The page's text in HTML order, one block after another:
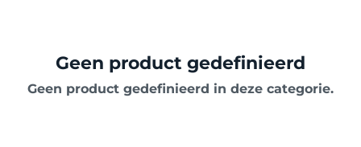
Geen product gedefinieerd
Geen product gedefinieerd in deze categorie.